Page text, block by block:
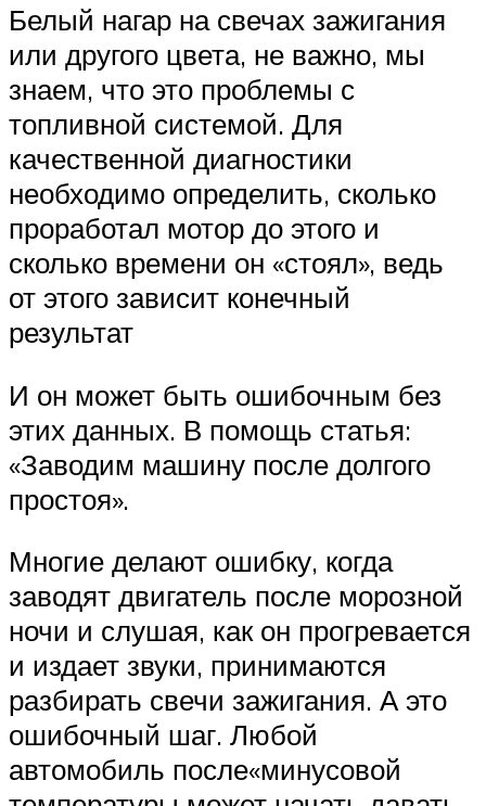
Белый нагар на свечах зажигания
или другого цвета, не важно, мы
знаем, что это проблемы с
топливной системой. Для
качественной диагностики
необходимо определить, сколько
проработал мотор до этого и
сколько времени он «стоял», ведь
от этого зависит конечный
результат
И он может быть ошибочным без
этих данных. В помощь статья:
«Заводим машину после долгого
простоя».
Многие делают ошибку, когда
заводят двигатель после морозной
ночи и слушая, как он прогревается
и издает звуки, принимаются
разбирать свечи зажигания. А это
ошибочный шаг. Любой
автомобиль после«минусовой